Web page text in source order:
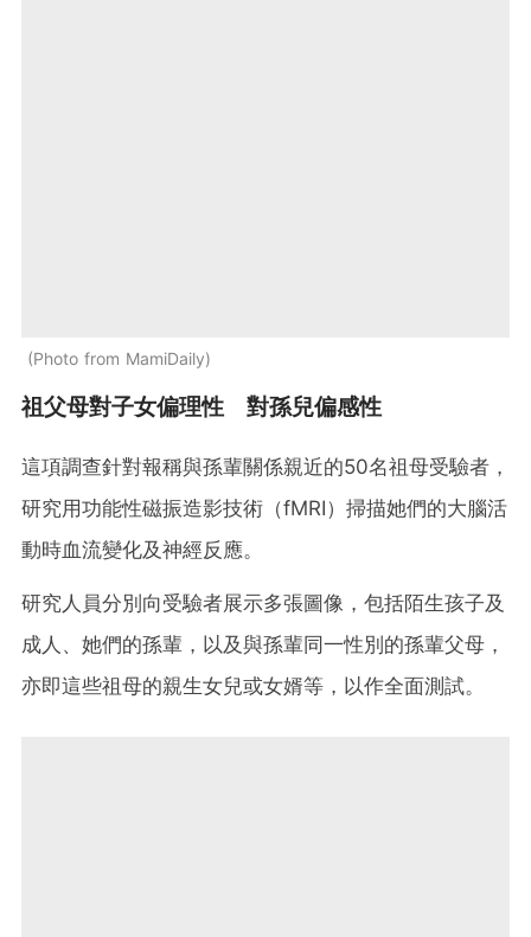
Photo from MamiDaily
祖父母對子女偏理性 對孫兒偏感性
這項調查針對報稱與孫輩關係親近的50名祖母受驗者，
研究用功能性磁振造影技術（fMRI）掃描她們的大腦活
動時血流變化及神經反應。
研究人員分別向受驗者展示多張圖像，包括陌生孩子及
成人、她們的孫輩，以及與孫輩同一性別的孫輩父母，
亦即這些祖母的親生女兒或女婿等，以作全面測試。